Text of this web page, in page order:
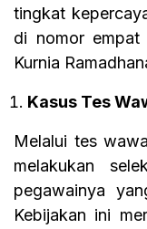
tingkat
di nomor
Kurnia
Kasus Tes
Melalui tes
melakukan
pegawainya
Kebijakan ini